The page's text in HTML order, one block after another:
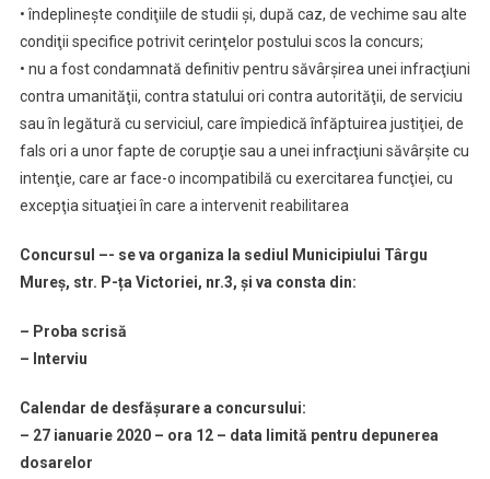
• îndeplineşte condiţiile de studii şi, după caz, de vechime sau alte
condiţii specifice potrivit cerinţelor postului scos la concurs;
• nu a fost condamnată definitiv pentru săvârşirea unei infracţiuni
contra umanităţii, contra statului ori contra autorităţii, de serviciu
sau în legătură cu serviciul, care împiedică înfăptuirea justiţiei, de
fals ori a unor fapte de corupţie sau a unei infracţiuni săvârşite cu
intenţie, care ar face-o incompatibilă cu exercitarea funcţiei, cu
excepţia situaţiei în care a intervenit reabilitarea
Concursul –- se va organiza la sediul Municipiului Târgu
Mureș, str. P-ța Victoriei, nr.3, și va consta din:
– Proba scrisă
– Interviu
Calendar de desfășurare a concursului:
– 27 ianuarie 2020 – ora 12 – data limită pentru depunerea
dosarelor